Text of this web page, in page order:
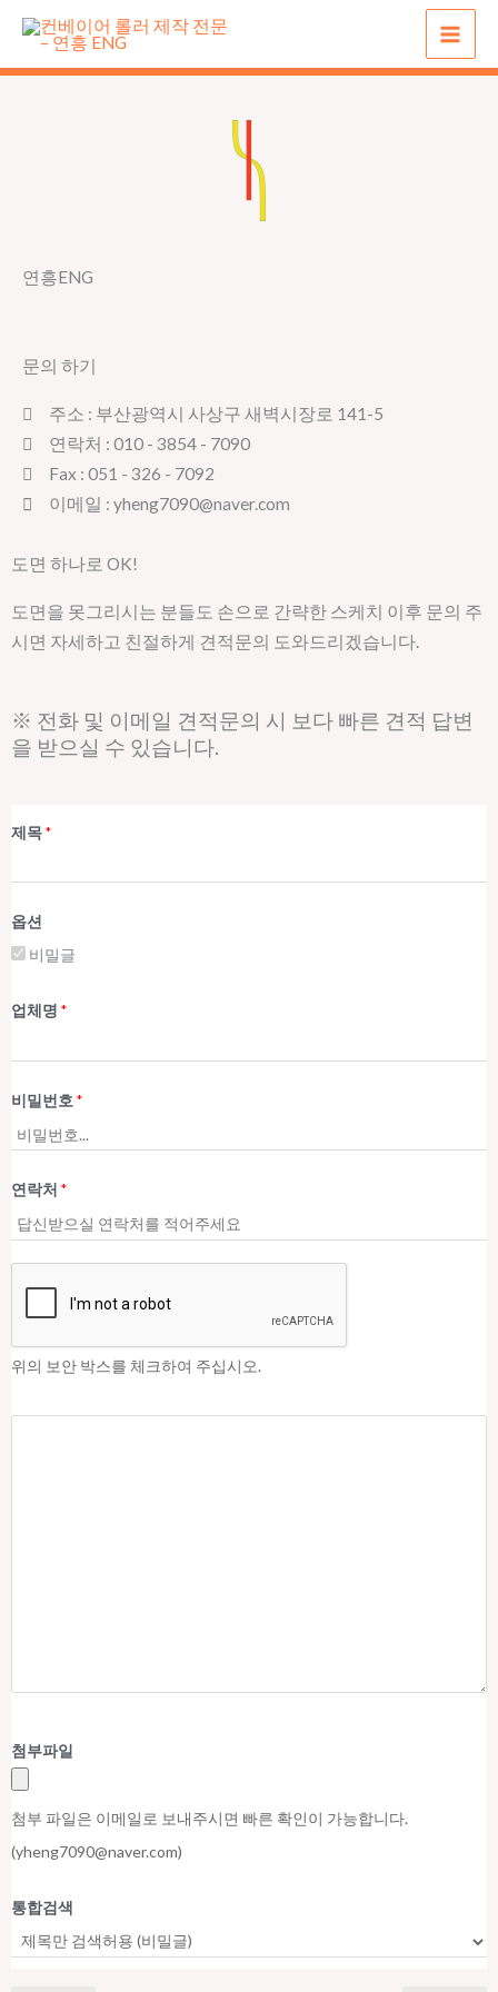
츠
연흥ENG
문의 하기
주소 : 부산광역시 사상구 새벽시장로 141-5
연락처 : 010 - 3854 - 7090
Fax : 051 - 326 - 7092
이메일 : yheng7090@naver.com
도면 하나로 OK!
도면을 못그리시는 분들도 손으로 간략한 스케치 이후 문의 주
시면 자세하고 친절하게 견적문의 도와드리겠습니다.
※ 전화 및 이메일 견적문의 시 보다 빠른 견적 답변
을 받으실 수 있습니다.
제목*
옵션
비밀글
업체명 *
비밀번호 *
연락처 *
위의 보안 박스를 체크하여 주십시오.
첨부파일
첨부 파일은 이메일로 보내주시면 빠른 확인이 가능합니다.
(yheng7090@naver.com)
통합검색